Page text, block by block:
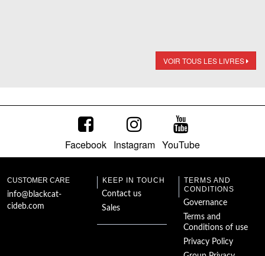
VOIR TOUS LES LIVRES
Facebook Instagram YouTube